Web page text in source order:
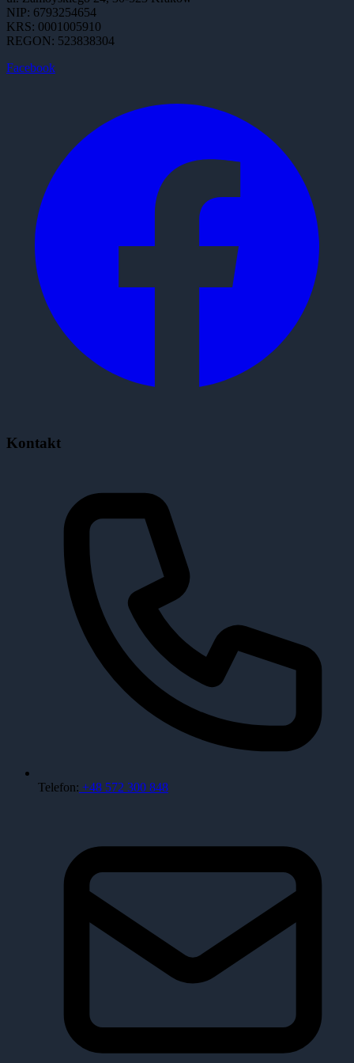
NIP: 6793254654
KRS: 0001005910
REGON: 523838304
Facebook
Kontakt
Telefon: +48 572 300 848